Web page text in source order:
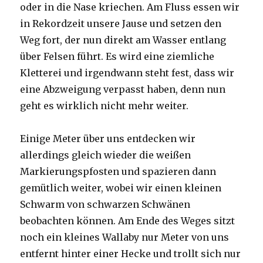
oder in die Nase kriechen. Am Fluss essen wir
in Rekordzeit unsere Jause und setzen den
Weg fort, der nun direkt am Wasser entlang
über Felsen führt. Es wird eine ziemliche
Kletterei und irgendwann steht fest, dass wir
eine Abzweigung verpasst haben, denn nun
geht es wirklich nicht mehr weiter.
Einige Meter über uns entdecken wir
allerdings gleich wieder die weißen
Markierungspfosten und spazieren dann
gemütlich weiter, wobei wir einen kleinen
Schwarm von schwarzen Schwänen
beobachten können. Am Ende des Weges sitzt
noch ein kleines Wallaby nur Meter von uns
entfernt hinter einer Hecke und trollt sich nur